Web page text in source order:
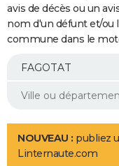
Retraite
Epargne
Immobilier
Risques naturels par ville
Banque
Assurance
AUTO
Essais
Réserver un essai
Citadines
Berlines
SUV
Forum auto
+
Mobiles
Meilleur smartphone
Internet
Ordinateurs
Jeux vidéo
Guide high-tech
Aménagement intérieur
LIFESTYLE
Art de vivre
Bien-être
Loisirs
Mode
Modes de vie
avis de décès ou un
nom d'un défunt et/ou
commune dans le
NOUVEAU : publiez
Linternaute.com